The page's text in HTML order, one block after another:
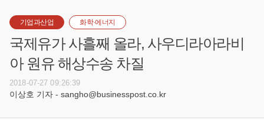
기업과산업 화학·에너지
국제유가 사흘째 올라, 사우디라아라비
아 원유 해상수송 차질
2018-07-27 09:26:39
이상호 기자 - sangho@businesspost.co.kr